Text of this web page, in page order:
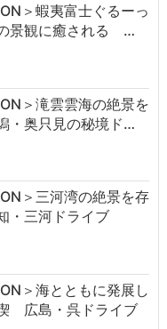
＞蝦夷富士ぐるーっ
景観に癒される …
＞滝雲雲海の絶景を
奥只見の秘境ド…
＞三河湾の絶景を存
・三河ドライブ
＞海とともに発展し
広島・呉ドライブ